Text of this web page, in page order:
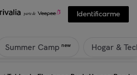
Identificarme
Summer Camp new Hogar &